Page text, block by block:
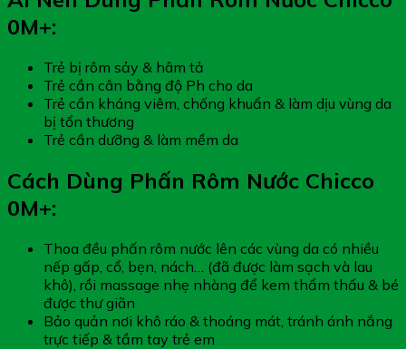
0M+:
Trẻ bị rôm sảy & hâm tả
Trẻ cần cân bằng độ Ph cho da
Trẻ cần kháng viêm, chống khuẩn & làm dịu vùng da
bị tổn thương
Trẻ cần dưỡng & làm mềm da
Cách Dùng Phấn Rôm Nước Chicco
0M+:
Thoa đều phấn rôm nước lên các vùng da có nhiều
nếp gấp, cổ, bẹn, nách… (đã được làm sạch và lau
khô), rồi massage nhẹ nhàng để kem thẩm thấu & bé
được thư giãn
Bảo quản nơi khô ráo & thoáng mát, tránh ánh nắng
trực tiếp & tầm tay trẻ em